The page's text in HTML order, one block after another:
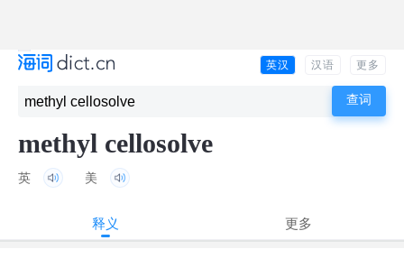
英汉 汉语 更多
methyl cellosolve
英 美
释义 更多